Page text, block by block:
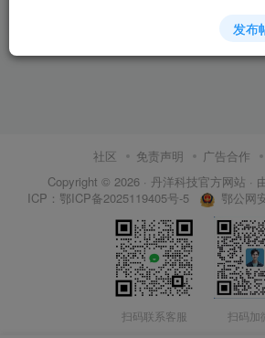
社区 免责声明 广告合作
Copyright © 2026 · 丹洋科技官方网站 ·
ICP： 鄂ICP备2025119405号-5 鄂公网
扫码联系客服 扫码加
发布